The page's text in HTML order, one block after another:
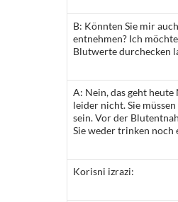
B: Könnten Sie mir
entnehmen? Ich
Blutwerte durchecken
A: Nein, das geht
leider nicht. Sie
sein. Vor der
Sie weder trinken noch
Korisni izrazi: